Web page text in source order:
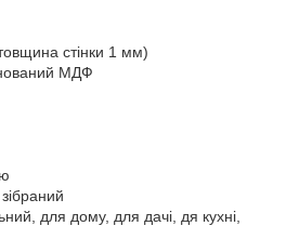
стінки 1 мм)
МДФ
для дому, для дачі, дя кухні,